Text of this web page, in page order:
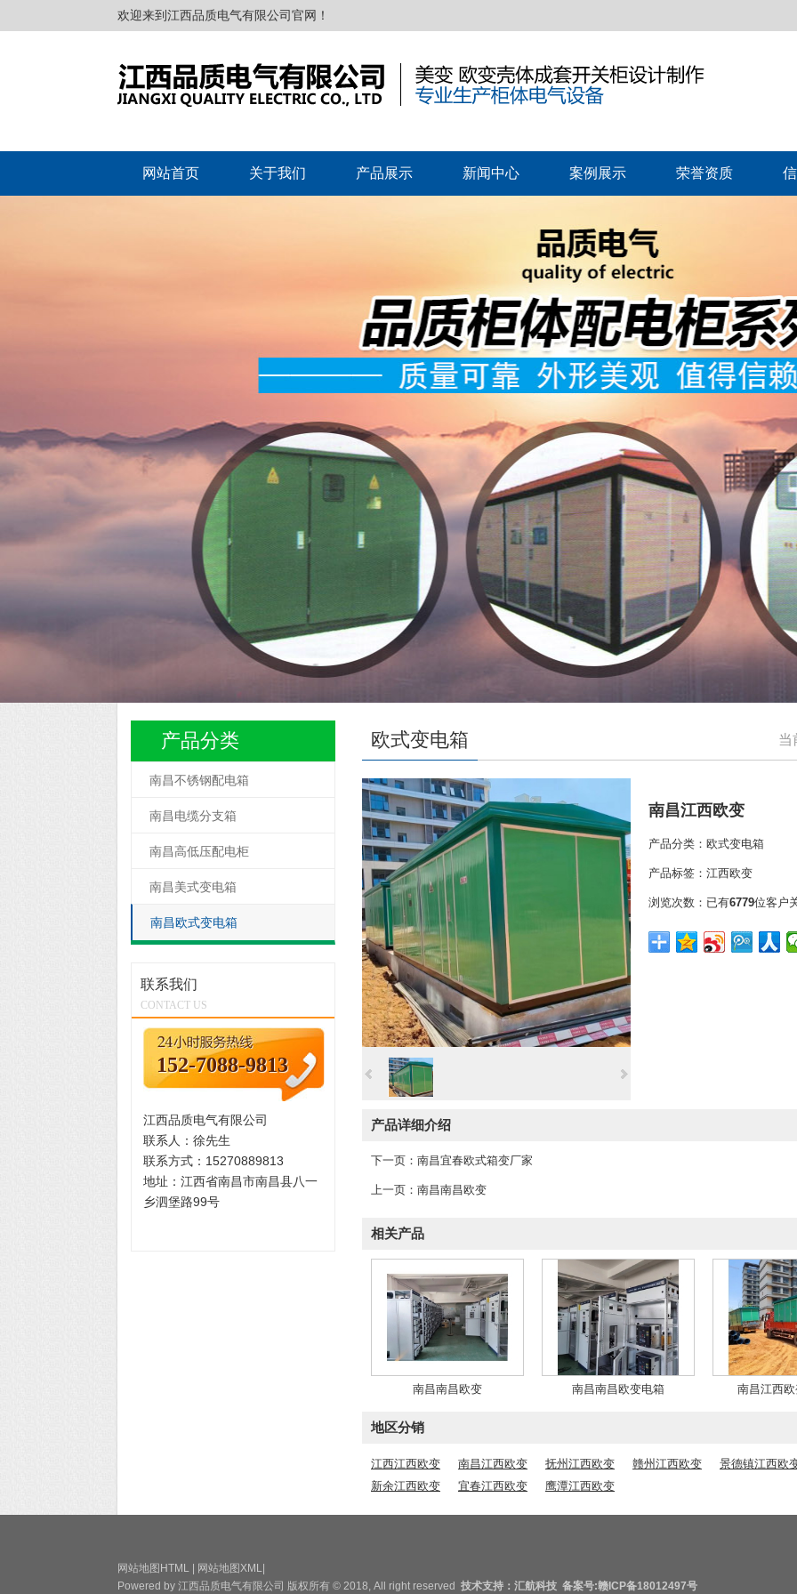
欢迎来到江西品质电气有限公司官网！
网站首页 关于我们 产品展示 新闻中心 案例展示 荣誉资质
当
欧式变电箱
南昌江西欧变
产品分类： 欧式变电箱
产品标签： 江西欧变
浏览次数： 已有6779位客户
产品详细介绍
下一页： 南昌宜春欧式箱变厂家
上一页： 南昌南昌欧变
相关产品
南昌南昌欧变 南昌南昌欧变电箱 南昌江西
地区分销
江西江西欧变 南昌江西欧变 抚州江西欧变 赣州江西欧变
景德镇江西欧
新余江西欧变
宜春江西欧变 鹰潭江西欧变
产品分类
南昌不锈钢配电箱
南昌电缆分支箱
南昌高低压配电柜
南昌美式变电箱
南昌欧式变电箱
联系我们
CONTACT US
152-7088-9813
江西品质电气有限公司
联系人：徐先生
联系方式：15270889813
地址：江西省南昌市南昌县八一
乡泗堡路99号
网站地图HTML 网站地图XML
Powered by 江西品质电气有限公司 版权所有 © 2018, All right reserved 技术支持：汇航科技 备案号:赣ICP备18012497号